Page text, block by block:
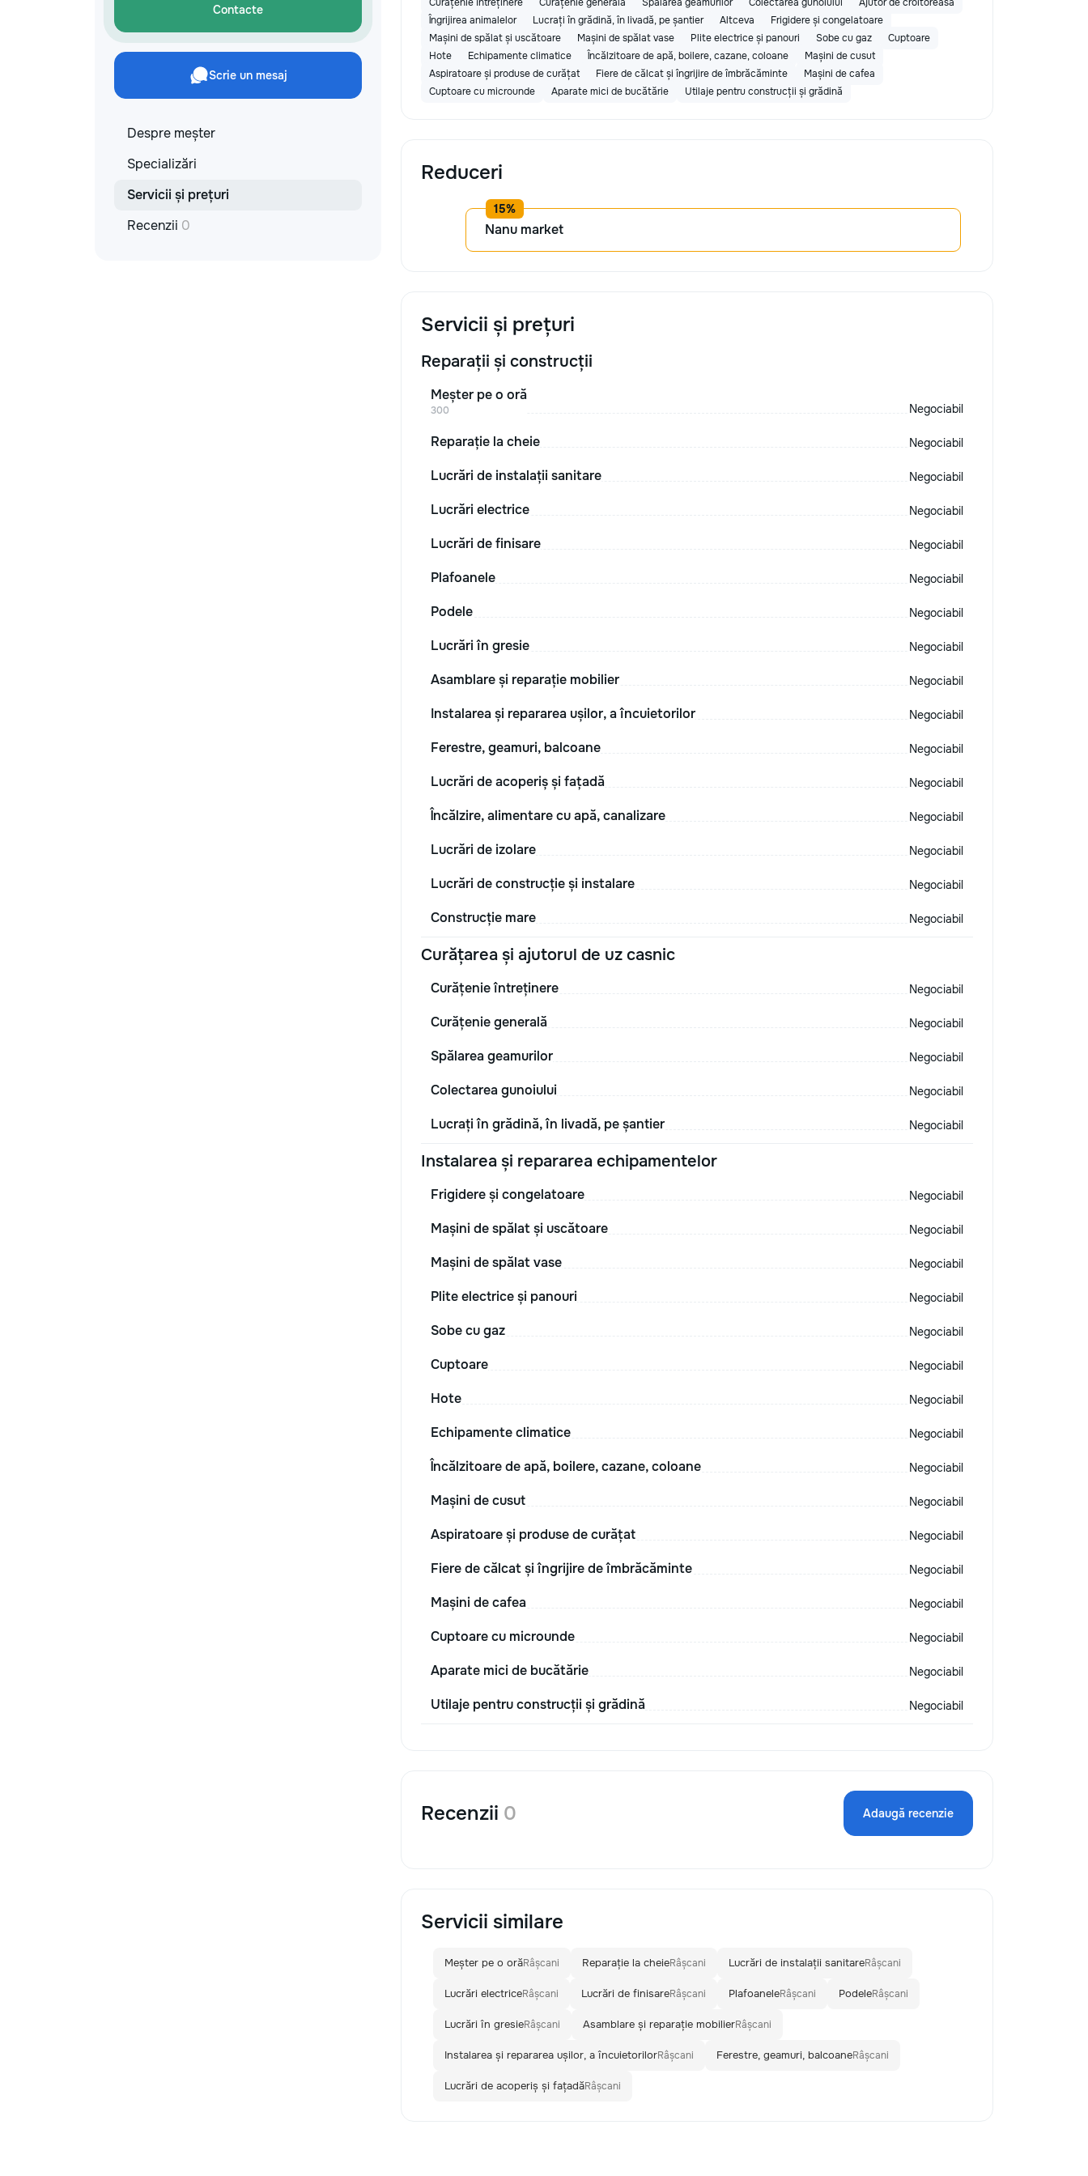
Contacte
Scrie un mesaj
Despre meșter
Specializări
Servicii și prețuri
Recenzii 0
Îngrijirea animalelor
Lucrați în grădină, în livadă, pe șantier Altceva
Frigidere și congelatoare
Mașini de spălat și uscătoare
Mașini de spălat vase Plite electrice și panouri Sobe cu gaz
Cuptoare
Hote
Echipamente climatice Încălzitoare de apă, boilere, cazane, coloane
Mașini de cusut
Aspiratoare și produse de curățat
Fiere de călcat și îngrijire de îmbrăcăminte
Mașini de cafea
Cuptoare cu microunde
Aparate mici de bucătărie Utilaje pentru construcții și grădină
Reduceri
Nanu market
Servicii și prețuri
Reparații și construcții
Meșter pe o oră
300 Negociabil
Reparație la cheie Negociabil
Lucrări de instalații sanitare Negociabil
Lucrări electrice Negociabil
Lucrări de finisare Negociabil
Plafoanele Negociabil
Podele Negociabil
Lucrări în gresie Negociabil
Asamblare și reparație mobilier Negociabil
Instalarea și repararea ușilor, a încuietorilor Negociabil
Ferestre, geamuri, balcoane Negociabil
Lucrări de acoperiș și fațadă Negociabil
Încălzire, alimentare cu apă, canalizare Negociabil
Lucrări de izolare Negociabil
Lucrări de construcție și instalare Negociabil
Construcție mare Negociabil
Curățarea și ajutorul de uz casnic
Curățenie întreținere Negociabil
Curățenie generală Negociabil
Spălarea geamurilor Negociabil
Colectarea gunoiului Negociabil
Lucrați în grădină, în livadă, pe șantier Negociabil
Instalarea și repararea echipamentelor
Frigidere și congelatoare Negociabil
Mașini de spălat și uscătoare Negociabil
Mașini de spălat vase Negociabil
Plite electrice și panouri Negociabil
Sobe cu gaz Negociabil
Cuptoare Negociabil
Hote Negociabil
Echipamente climatice Negociabil
Încălzitoare de apă, boilere, cazane, coloane Negociabil
Mașini de cusut Negociabil
Aspiratoare și produse de curățat Negociabil
Fiere de călcat și îngrijire de îmbrăcăminte Negociabil
Mașini de cafea Negociabil
Cuptoare cu microunde Negociabil
Aparate mici de bucătărie Negociabil
Utilaje pentru construcții și grădină Negociabil
Recenzii 0 Adaugă recenzie
Servicii similare
Meșter pe o orăRâșcani Reparație la cheieRâșcani Lucrări de instalații sanitareRâșcani
Lucrări electriceRâșcani Lucrări de finisareRâșcani PlafoaneleRâșcani PodeleRâșcani
Lucrări în gresieRâșcani Asamblare și reparație mobilierRâșcani
Instalarea și repararea ușilor, a încuietorilorRâșcani Ferestre, geamuri, balcoaneRâșcani
Lucrări de acoperiș și fațadăRâșcani